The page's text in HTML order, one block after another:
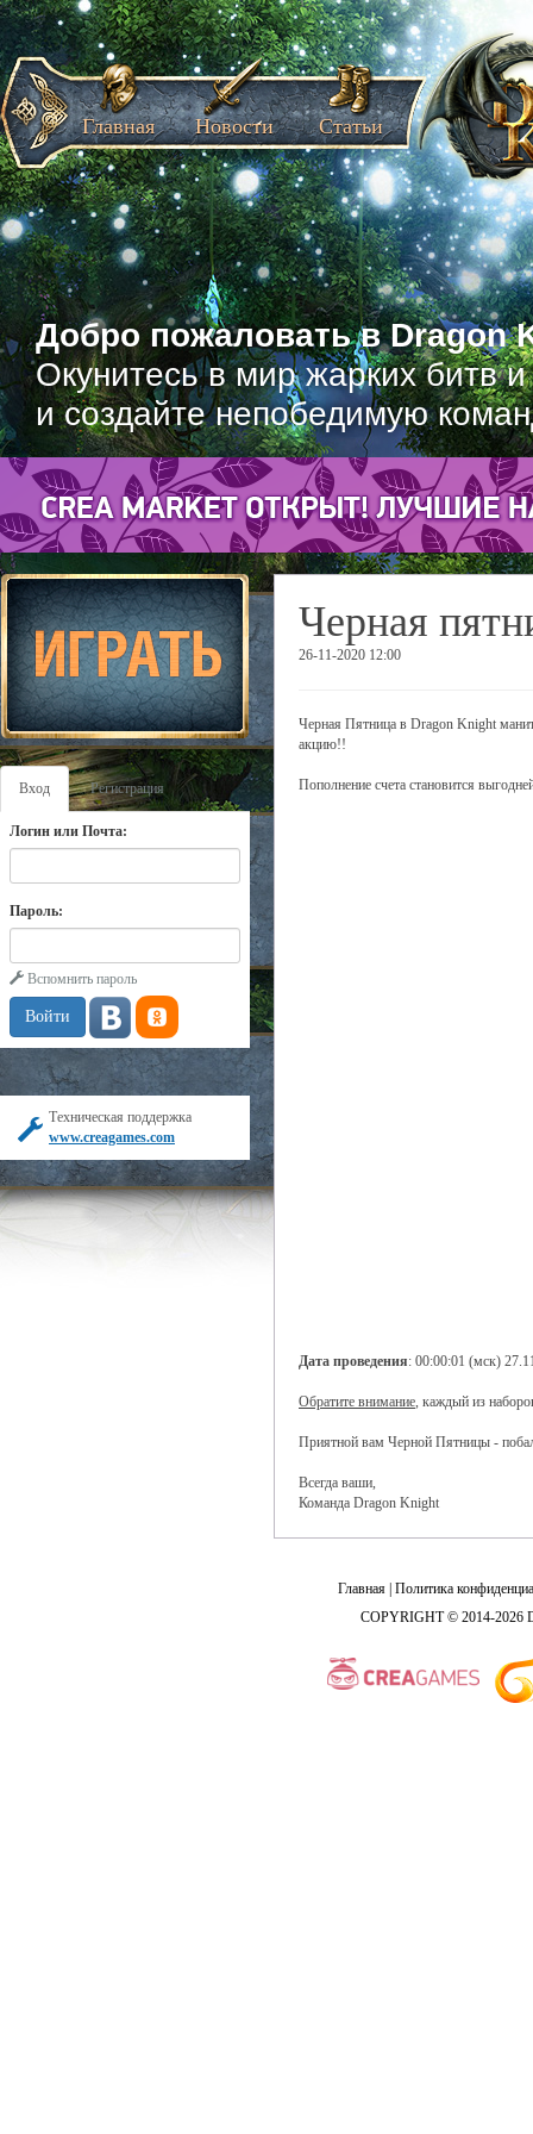
Добро пожаловать в Dragon
Окунитесь в мир жарких битв
и создайте непобедимую
Главная Новости Статьи
Вход Регистрация
Логин или Почта:
Пароль:
Вспомнить пароль
Техническая поддержка
www.creagames.com
Черная
26-11-2020 12:00
Черная Пятница в Dragon Knight
акцию!!
Пополнение счета становится
Дата проведения: 00:00:01 (мск)
Обратите внимание, каждый из
Приятной вам Черной Пятницы -
Всегда ваши,
Команда Dragon Knight
Главная Политика
COPYRIGHT © 2014-2026